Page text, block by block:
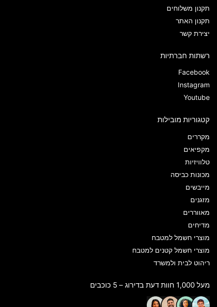
תקנון משלוחים
תקנון האתר
יצירת קשר
רשתות חברתיות
Facebook
Instagram
Youtube
קטגוריות מובילות
מקררים
מקפיאים
טלוויזיות
מכונות כביסה
מייבשים
מזגנים
מאווררים
מדיחים
מוצרי חשמל למטבח
מוצרי חשמל קטנים למטבח
ריהוט לבית ולמשרד
מעל 1,000 חוות דעת בדירוג – 5 כוכבים